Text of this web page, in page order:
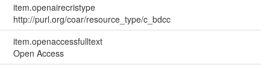
item.openairecristype
http://purl.org/coar/resource_type/c_bdcc
item.openaccessfulltext
Open Access